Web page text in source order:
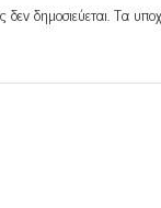
δημοσιεύεται.Τα